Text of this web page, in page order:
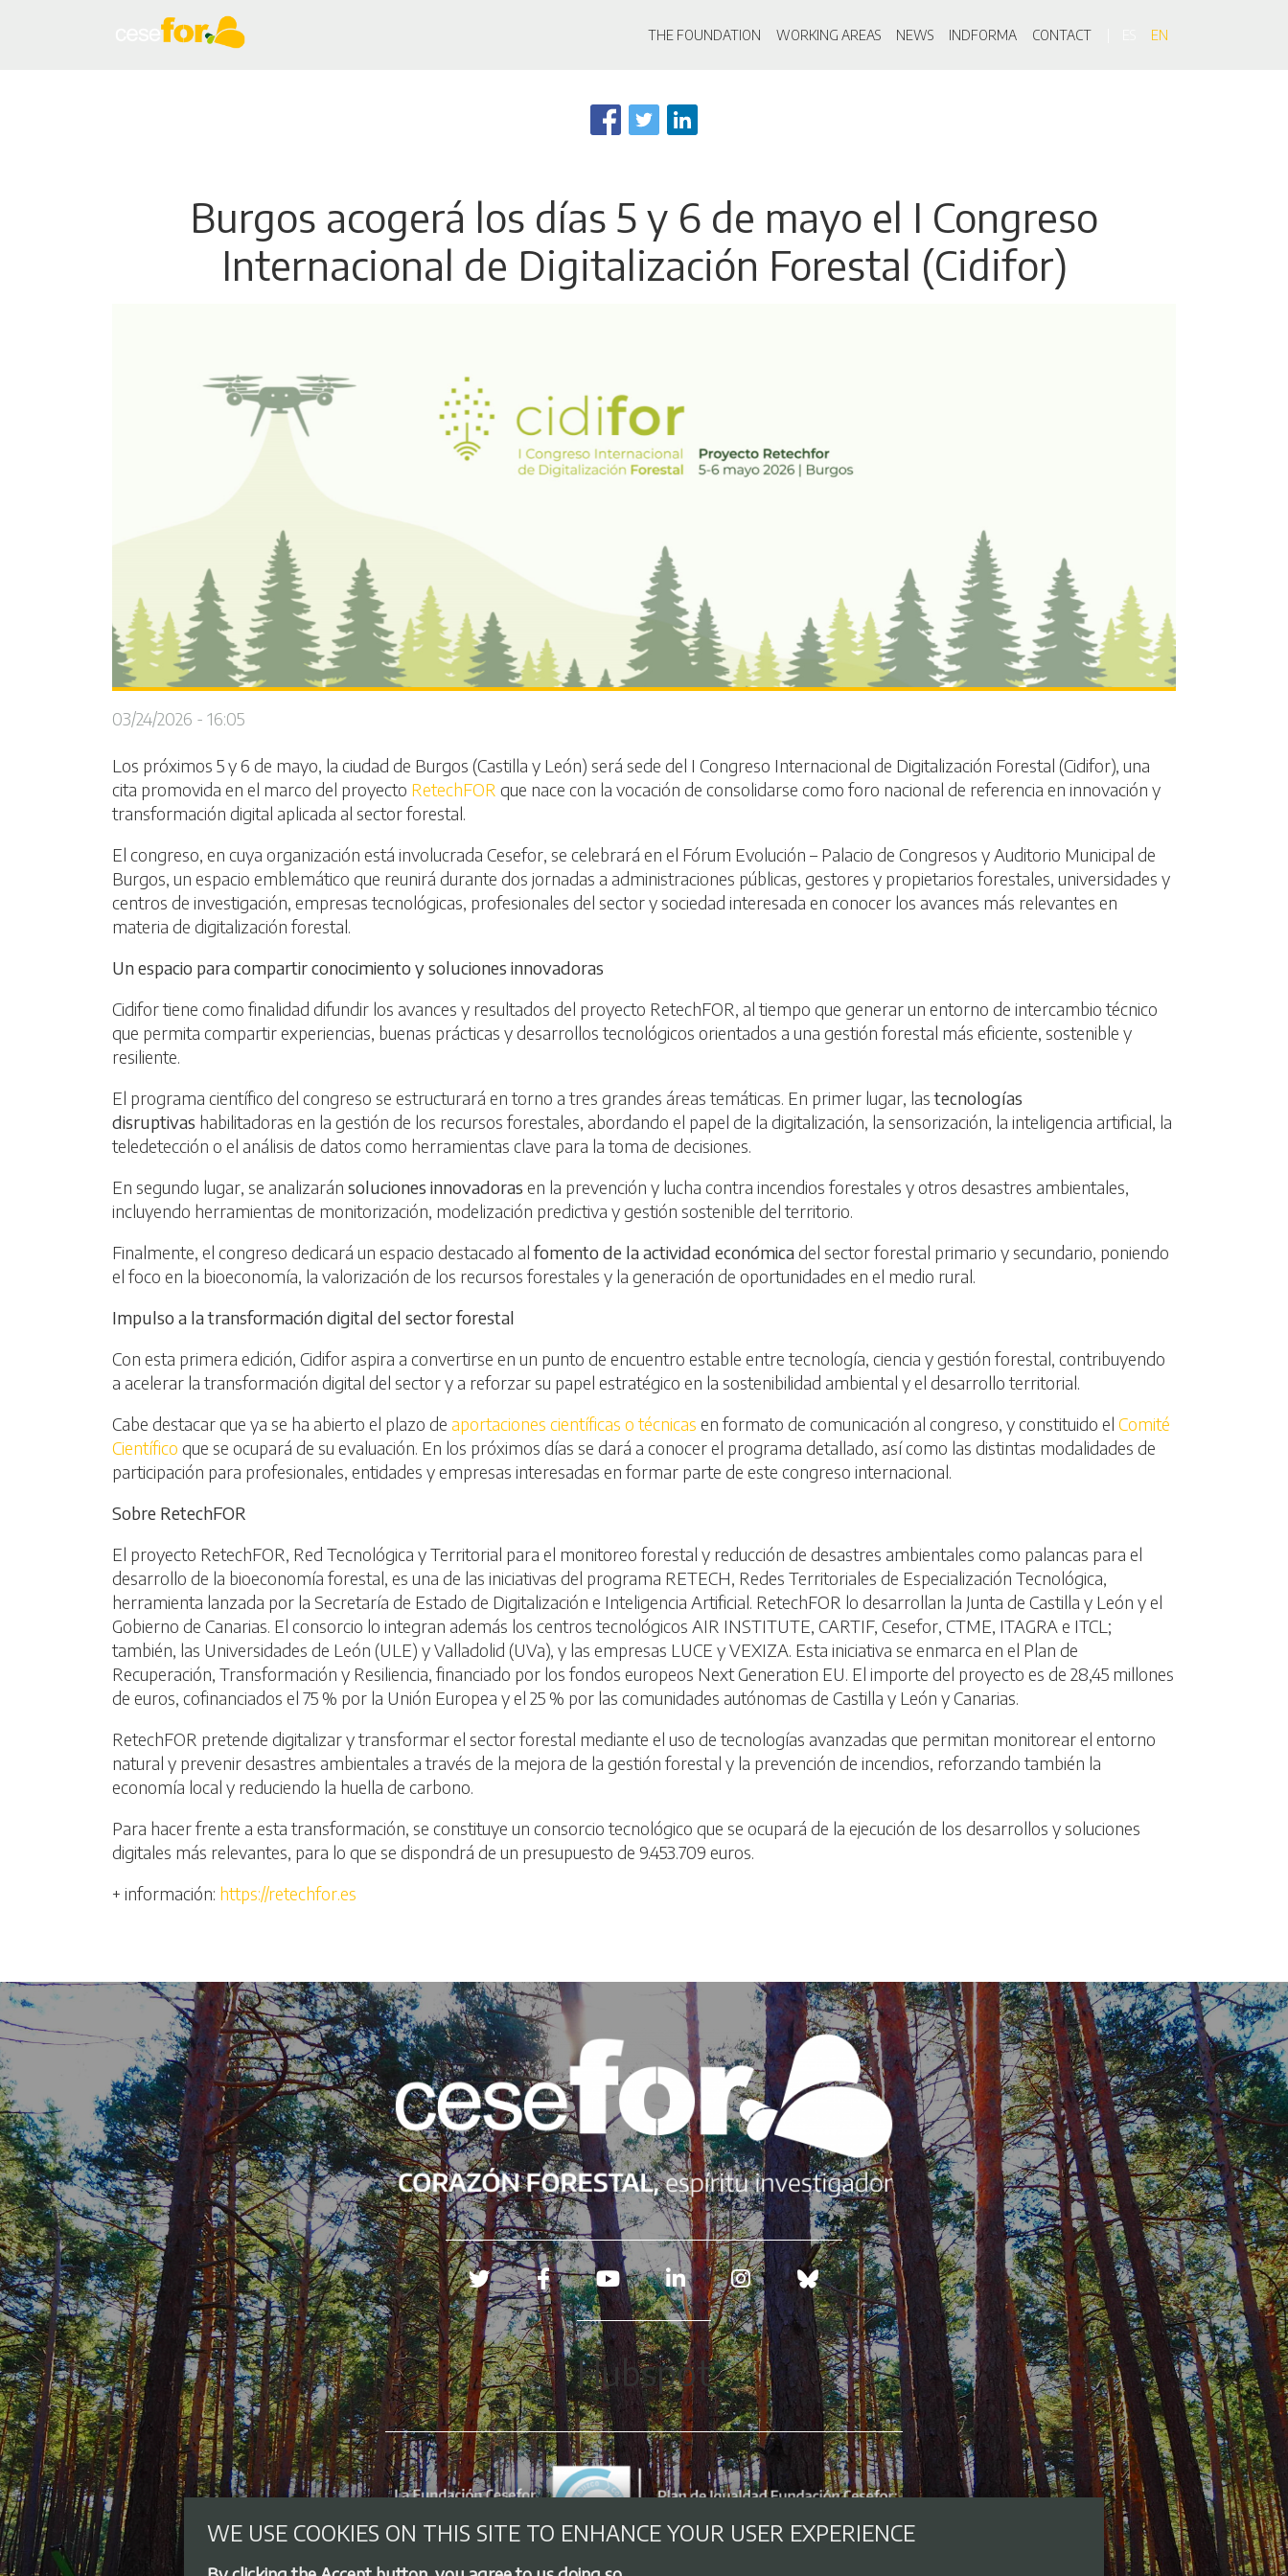
to
main
Main navigation
THE FOUNDATION WORKING AREAS NEWS INDFORMA CONTACT EN
Burgos acogerá los días 5 y 6 de mayo el I Congreso
Internacional de Digitalización Forestal (Cidifor)
03/24/2026 - 16:05
Los próximos 5 y 6 de mayo, la ciudad de Burgos (Castilla y León) será sede del I Congreso Internacional de Digitalización Forestal (Cidifor), una
cita promovida en el marco del proyecto RetechFOR que nace con la vocación de consolidarse como foro nacional de referencia en innovación y
transformación digital aplicada al sector forestal.
El congreso, en cuya organización está involucrada Cesefor, se celebrará en el Fórum Evolución – Palacio de Congresos y Auditorio Municipal de
Burgos, un espacio emblemático que reunirá durante dos jornadas a administraciones públicas, gestores y propietarios forestales, universidades y
centros de investigación, empresas tecnológicas, profesionales del sector y sociedad interesada en conocer los avances más relevantes en
materia de digitalización forestal.
Un espacio para compartir conocimiento y soluciones innovadoras
Cidifor tiene como finalidad difundir los avances y resultados del proyecto RetechFOR, al tiempo que generar un entorno de intercambio técnico
que permita compartir experiencias, buenas prácticas y desarrollos tecnológicos orientados a una gestión forestal más eficiente, sostenible y
resiliente.
El programa científico del congreso se estructurará en torno a tres grandes áreas temáticas. En primer lugar, lastecnologías
disruptivas habilitadoras en la gestión de los recursos forestales, abordando el papel de la digitalización, la sensorización, la inteligencia artificial, la
teledetección o el análisis de datos como herramientas clave para la toma de decisiones.
En segundo lugar, se analizarán soluciones innovadoras en la prevención y lucha contra incendios forestales y otros desastres ambientales,
incluyendo herramientas de monitorización, modelización predictiva y gestión sostenible del territorio.
Finalmente, el congreso dedicará un espacio destacado alfomento de la actividad económica del sector forestal primario y secundario, poniendo
el foco en la bioeconomía, la valorización de los recursos forestales y la generación de oportunidades en el medio rural.
Impulso a la transformación digital del sector forestal
Con esta primera edición, Cidifor aspira a convertirse en un punto de encuentro estable entre tecnología, ciencia y gestión forestal, contribuyendo
a acelerar la transformación digital del sector y a reforzar su papel estratégico en la sostenibilidad ambiental y el desarrollo territorial.
Cabe destacar que ya se ha abierto el plazo de aportaciones científicas o técnicas en formato de comunicación al congreso, y constituido el Comité
Científico que se ocupará de su evaluación. En los próximos días se dará a conocer el programa detallado, así como las distintas modalidades de
participación para profesionales, entidades y empresas interesadas en formar parte de este congreso internacional.
Sobre RetechFOR
El proyecto RetechFOR, Red Tecnológica y Territorial para el monitoreo forestal y reducción de desastres ambientales como palancas para el
desarrollo de la bioeconomía forestal, es una de las iniciativas del programa RETECH, Redes Territoriales de Especialización Tecnológica,
herramienta lanzada por la Secretaría de Estado de Digitalización e Inteligencia Artificial. RetechFOR lo desarrollan la Junta de Castilla y León y el
Gobierno de Canarias. El consorcio lo integran además los centros tecnológicos AIR INSTITUTE, CARTIF, Cesefor, CTME, ITAGRA e ITCL;
también, las Universidades de León (ULE) y Valladolid (UVa), y las empresas LUCE y VEXIZA. Esta iniciativa se enmarca en el Plan de
Recuperación, Transformación y Resiliencia, financiado por los fondos europeos Next Generation EU. El importe del proyecto es de 28,45 millones
de euros, cofinanciados el 75 % por la Unión Europea y el 25 % por las comunidades autónomas de Castilla y León y Canarias.
RetechFOR pretende digitalizar y transformar el sector forestal mediante el uso de tecnologías avanzadas que permitan monitorear el entorno
natural y prevenir desastres ambientales a través de la mejora de la gestión forestal y la prevención de incendios, reforzando también la
economía local y reduciendo la huella de carbono.
Para hacer frente a esta transformación, se constituye un consorcio tecnológico que se ocupará de la ejecución de los desarrollos y soluciones
digitales más relevantes, para lo que se dispondrá de un presupuesto de 9.453.709 euros.
+ información: https://retechfor.es
Redes sociales
Hubspot
WE USE COOKIES ON THIS SITE TO ENHANCE YOUR USER EXPERIENCE